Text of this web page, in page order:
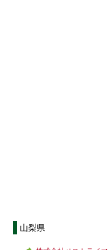
山梨県